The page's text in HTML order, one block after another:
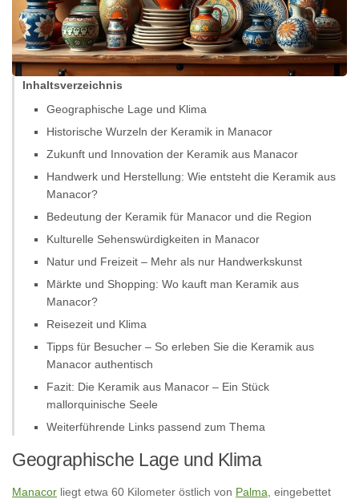
Inhaltsverzeichnis
Geographische Lage und Klima
Historische Wurzeln der Keramik in Manacor
Zukunft und Innovation der Keramik aus Manacor
Handwerk und Herstellung: Wie entsteht die Keramik aus
Manacor?
Bedeutung der Keramik für Manacor und die Region
Kulturelle Sehenswürdigkeiten in Manacor
Natur und Freizeit – Mehr als nur Handwerkskunst
Märkte und Shopping: Wo kauft man Keramik aus
Manacor?
Reisezeit und Klima
Tipps für Besucher – So erleben Sie die Keramik aus
Manacor authentisch
Fazit: Die Keramik aus Manacor – Ein Stück
mallorquinische Seele
Weiterführende Links passend zum Thema
Geographische Lage und Klima
Manacor liegt etwa 60 Kilometer östlich von Palma , eingebettet